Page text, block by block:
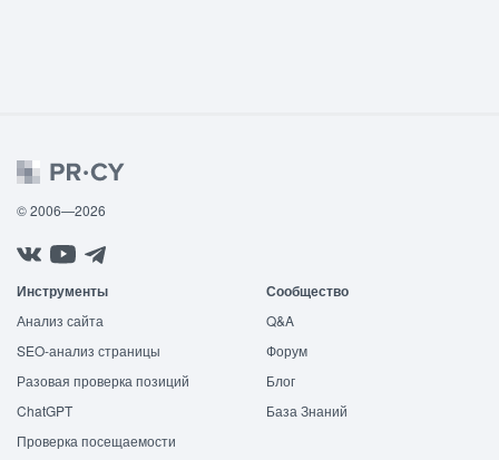
© 2006—2026
Инструменты
Анализ сайта
SEO-анализ страницы
Разовая проверка позиций
ChatGPT
Проверка посещаемости
Сообщество
Q&A
Форум
Блог
База Знаний